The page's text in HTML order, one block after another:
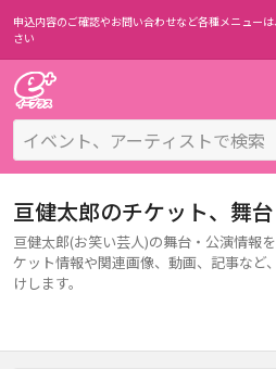
申込内容のご確認やお問い合わせなど各種メニューは、
さい
亘健太郎のチケット、舞
亘健太郎(お笑い芸人)の舞台・公演情報
ケット情報や関連画像、動画、記事など
けします。